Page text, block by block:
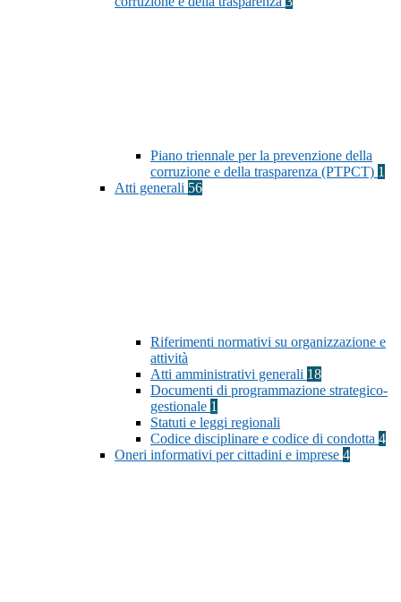
Piano triennale per la prevenzione della
corruzione e della trasparenza (PTPCT) 1
Atti generali 56
Riferimenti normativi su organizzazione e
attività
Atti amministrativi generali 18
Documenti di programmazione strategico-
gestionale 1
Statuti e leggi regionali
Codice disciplinare e codice di condotta 4
Oneri informativi per cittadini e imprese 4